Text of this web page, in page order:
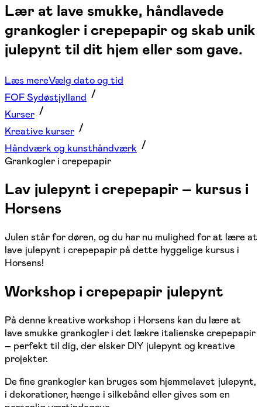
Lær at lave smukke, håndlavede
grankogler i crepepapir og skab unik
julepynt til dit hjem eller som gave.
Læs mereVælg dato og tid
FOF Sydøstjylland
Kurser
Kreative kurser
Håndværk og kunsthåndværk
Grankogler i crepepapir
Lav julepynt i crepepapir – kursus i
Horsens
Julen står for døren, og du har nu mulighed for at lære at
lave julepynt i crepepapir på dette hyggelige kursus i
Horsens!
Workshop i crepepapir julepynt
På denne kreative workshop i Horsens kan du lære at
lave smukke grankogler i det lækre italienske crepepapir
– perfekt til dig, der elsker DIY julepynt og kreative
projekter.
De fine grankogler kan bruges som hjemmelavet julepynt,
i dekorationer, hænge i silkebånd eller gives som en